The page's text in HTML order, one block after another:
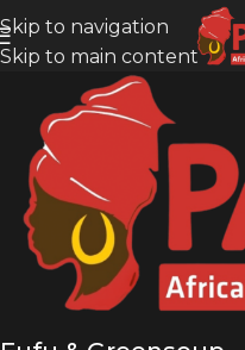
Skip to navigation
Skip to main content